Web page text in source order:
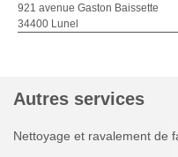
921 avenue Gaston Baissette
34400 Lunel
Autres services
Nettoyage et ravalement de